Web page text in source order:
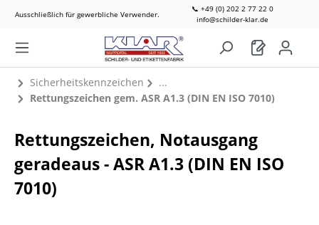
Ausschließlich für gewerbliche Verwender.
📞 +49 (0) 202 2 77 22 0
info@schilder-klar.de
Sicherheitskennzeichen
Rettungszeichen gem. ASR A1.3 (DIN EN ISO 7010)
Rettungszeichen, Notausgang
geradeaus - ASR A1.3 (DIN EN ISO
7010)